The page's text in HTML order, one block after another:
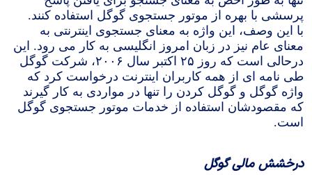
پرسشی با بهره از موتور جستجوی گوگل استفاده کنند.
با این وصف، این واژه به معنای جستجوی اینترنتی به
معنای عام نیز در زبان امروز انگلیسی به کار می رود. این
درحالی است که روز ۲۵ اکتبر سال ۲۰۰۶، شرکت گوگل
طی نامه ای از همه کاربران اینترنت درخواست کرد که
واژه گوگل و گوگل کردن را تنها در مواردی به کار گیرند
که مقصودشان استفاده از خدمات موتور جستجوی گوگل
است.
درخشش مالی گوگل